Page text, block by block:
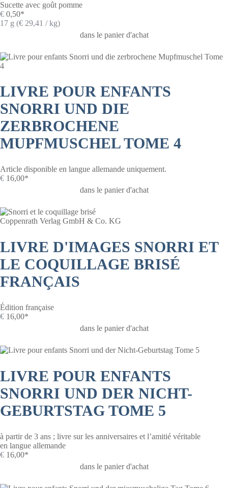
Sucette avec goût pomme
€ 0,50*
17 g (€ 29,41 / kg)
dans le panier d'achat
LIVRE POUR ENFANTS
SNORRI UND DIE
ZERBROCHENE
MUPFMUSCHEL TOME 4
Article disponible en langue allemande uniquement.
€ 16,00*
dans le panier d'achat
Coppenrath Verlag GmbH & Co. KG
LIVRE D'IMAGES SNORRI ET
LE COQUILLAGE BRISÉ
FRANÇAIS
Édition française
€ 16,00*
dans le panier d'achat
LIVRE POUR ENFANTS
SNORRI UND DER NICHT-
GEBURTSTAG TOME 5
à partir de 3 ans ; livre sur les anniversaires et l’amitié véritable
en langue allemande
€ 16,00*
dans le panier d'achat